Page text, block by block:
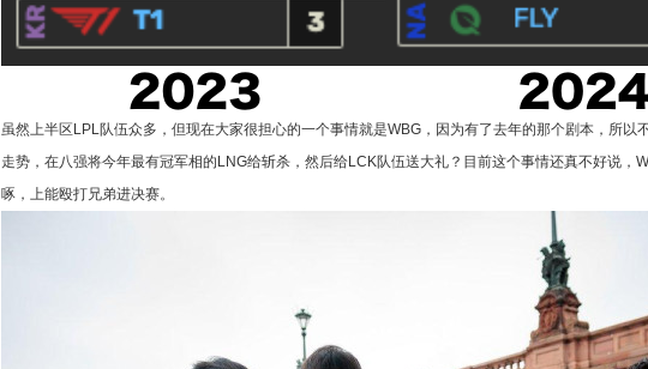
虽然上半区LPL队伍众多，但现在大家很担心的一个事情就是WBG，因为有了去年的那个剧本，所以
走势，在八强将今年最有冠军相的LNG给斩杀，然后给LCK队伍送大礼？目前这个事情还真不好说，
啄，上能殴打兄弟进决赛。